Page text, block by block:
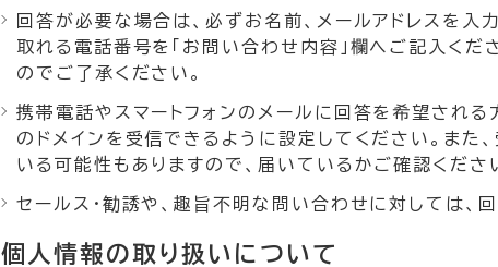
回答が必要な場合は、必ずお名前、メールアドレスを
取れる電話番号を「お問い合わせ内容」欄へご記入く
のでご了承ください。
携帯電話やスマートフォンのメールに回答を希望さ
のドメインを受信できるように設定してください。また
いる可能性もありますので、届いているかご確認くださ
セールス・勧誘や、趣旨不明な問い合わせに対しては、回
個人情報の取り扱いについて